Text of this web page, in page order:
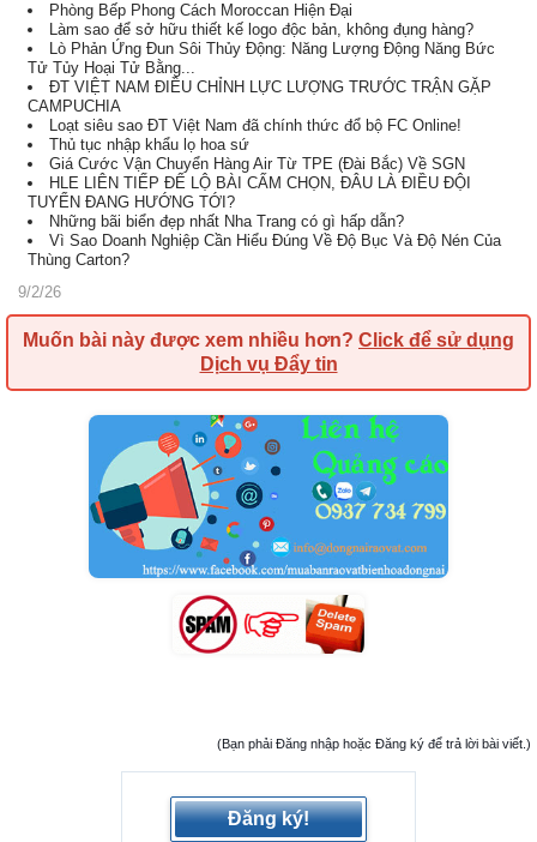
Phòng Bếp Phong Cách Moroccan Hiện Đại
Làm sao để sở hữu thiết kế logo độc bản, không đụng hàng?
Lò Phản Ứng Đun Sôi Thủy Động: Năng Lượng Động Năng Bức
Tử Tủy Hoại Tử Bằng...
ĐT VIỆT NAM ĐIỀU CHỈNH LỰC LƯỢNG TRƯỚC TRẬN GẶP
CAMPUCHIA
Loạt siêu sao ĐT Việt Nam đã chính thức đổ bộ FC Online!
Thủ tục nhập khẩu lọ hoa sứ
Giá Cước Vận Chuyển Hàng Air Từ TPE (Đài Bắc) Về SGN
HLE LIÊN TIẾP ĐỂ LỘ BÀI CẤM CHỌN, ĐÂU LÀ ĐIỀU ĐỘI
TUYỂN ĐANG HƯỚNG TỚI?
Những bãi biển đẹp nhất Nha Trang có gì hấp dẫn?
Vì Sao Doanh Nghiệp Cần Hiểu Đúng Về Độ Bục Và Độ Nén Của
Thùng Carton?
9/2/26
Muốn bài này được xem nhiều hơn? Click để sử dụng
Dịch vụ Đẩy tin
(Bạn phải Đăng nhập hoặc Đăng ký để trả lời bài viết.)
Đăng ký!